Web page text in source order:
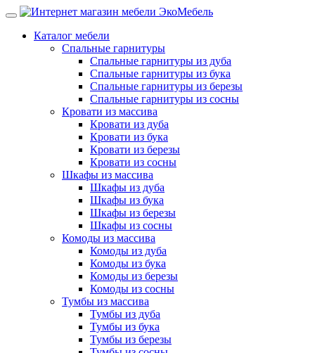
Каталог мебели
Спальные гарнитуры
Спальные гарнитуры из дуба
Спальные гарнитуры из бука
Спальные гарнитуры из березы
Спальные гарнитуры из сосны
Кровати из массива
Кровати из дуба
Кровати из бука
Кровати из березы
Кровати из сосны
Шкафы из массива
Шкафы из дуба
Шкафы из бука
Шкафы из березы
Шкафы из сосны
Комоды из массива
Комоды из дуба
Комоды из бука
Комоды из березы
Комоды из сосны
Тумбы из массива
Тумбы из дуба
Тумбы из бука
Тумбы из березы